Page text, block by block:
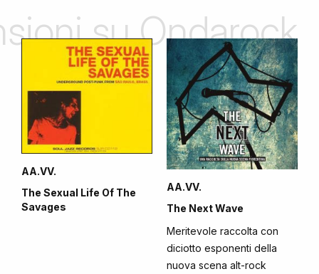
su Ondarock
AA.VV.
The Sexual Life Of The
Savages
AA.VV.
The Next Wave
Meritevole raccolta con
diciotto esponenti della
nuova scena alt-rock